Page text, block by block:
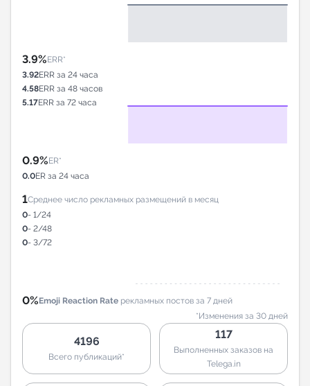
3.9%ERR*
3.92ERR за 24 часа
4.58ERR за 48 часов
5.17ERR за 72 часа
0.9%ER*
0.0ER за 24 часа
1Среднее число рекламных размещений в месяц
0- 1/24
0- 2/48
0- 3/72
0%Emoji Reaction Rate рекламных постов за 7 дней
*Изменения за 30 дней
4196
Всего публикаций*
117
Выполненных заказов на
Telega.in